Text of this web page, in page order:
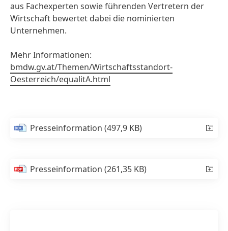
aus Fachexperten sowie führenden Vertretern der
Wirtschaft bewertet dabei die nominierten
Unternehmen.
Mehr Informationen:
bmdw.gv.at/Themen/Wirtschaftsstandort-
Oesterreich/equalitA.html
Presseinformation(497,9 KB)
Presseinformation(261,35 KB)